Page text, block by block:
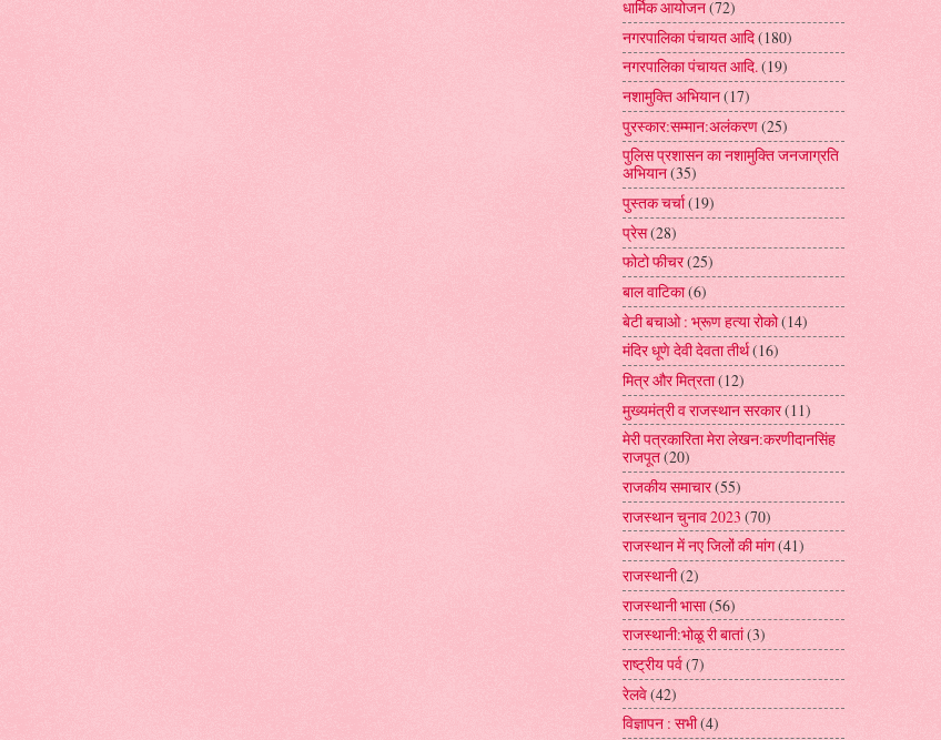
धार्मिक आयोजन(72)
नगरपालिका पंचायत आदि(180)
नगरपालिका पंचायत आदि.(19)
नशामुक्ति अभियान(17)
पुरस्कार:सम्मान:अलंकरण(25)
पुलिस प्रशासन का नशामुक्ति जनजाग्रति
अभियान(35)
पुस्तक चर्चा(19)
प्रेस(28)
फोटो फीचर(25)
बाल वाटिका(6)
बेटी बचाओ : भ्रूण हत्या रोको(14)
मंदिर धूणे देवी देवता तीर्थ(16)
मित्र और मित्रता(12)
मुख्यमंत्री व राजस्थान सरकार(11)
मेरी पत्रकारिता मेरा लेखन:करणीदानसिंह
राजपूत(20)
राजकीय समाचार(55)
राजस्थान चुनाव 2023 (70)
राजस्थान में नए जिलों की मांग(41)
राजस्थानी(2)
राजस्थानी भासा(56)
राजस्थानी:भोळू री बातां(3)
राष्ट्रीय पर्व(7)
रेलवे(42)
विज्ञापन : सभी(4)